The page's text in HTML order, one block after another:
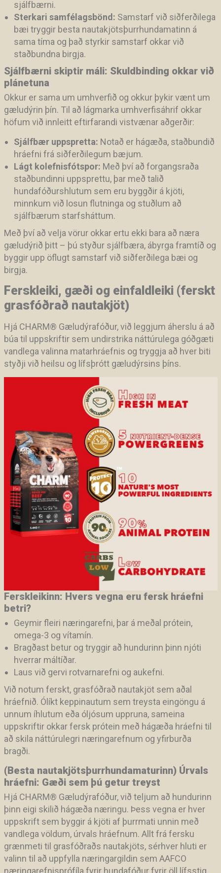
sjálfbærni.
Sterkari samfélagsbönd: Samstarf við siðferðilega
bæi tryggir besta nautakjötsþurrhundamatinn á
sama tíma og það styrkir samstarf okkar við
staðbundna birgja.
Sjálfbærni skiptir máli: Skuldbinding okkar við
plánetuna
Okkur er sama um umhverfið og okkur þykir vænt um
gæludýrin þín. Til að lágmarka umhverfisáhrif okkar
höfum við innleitt eftirfarandi vistvænar aðgerðir:
Sjálfbær uppspretta: Notað er hágæða, staðbundið
hráefni frá siðferðilegum bæjum.
Lágt kolefnisfótspor: Með því að forgangsraða
staðbundinni uppsprettu, þar með talið
hundafóðurshlutum sem eru byggðir á kjöti,
minnkum við losun flutninga og stuðlum að
sjálfbærum starfsháttum.
Með því að velja vörur okkar ertu ekki bara að næra
gæludýrið þitt – þú styður sjálfbæra, ábyrga framtíð og
byggir upp öflugt samstarf við siðferðilega bæi og
birgja.
Ferskleiki, gæði og einfaldleiki (ferskt
grasfóðrað nautakjöt)
Hjá CHARM® Gæludýrafóður, við leggjum áherslu á að
búa til uppskriftir sem undirstrika náttúrulega góðgæti
vandlega valinna matarhráefnis og tryggja að hver biti
styðji við heilsu og lífsþrótt gæludýrsins þíns.
Ferskleikinn: Hvers vegna eru fersk hráefni
betri?
Geymir fleiri næringarefni, þar á meðal prótein,
omega-3 og vítamín.
Bragðast betur og tryggir að hundurinn þinn njóti
hverrar máltíðar.
Laus við gervi rotvarnarefni og aukefni.
Við notum ferskt, grasfóðrað nautakjöt sem aðal
hráefnið. Ólíkt keppinautum sem treysta eingöngu á
unnum íhlutum eða óljósum uppruna, sameina
uppskriftir okkar fersk prótein með hágæða hráefni til
að skila náttúrulegri næringarefnum og yfirburða
bragði.
(Besta nautakjötsþurrhundamaturinn) Úrvals
hráefni: Gæði sem þú getur treyst
Hjá CHARM® Gæludýrafóður, við teljum að hundurinn
þinn eigi skilið hágæða næringu. Þess vegna er hver
uppskrift sem byggir á kjöti af þurrmati unnin með
vandlega völdum, úrvals hráefnum. Allt frá fersku
grænmeti til grasfóðraðs nautakjöts, sérhver hluti er
valinn til að uppfylla næringargildin sem AAFCO
næringarefnisprófíla fyrir hundafóður fyrir öll lífsstig